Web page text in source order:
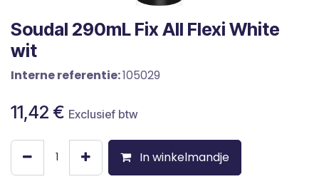
Soudal 290mL Fix All Flexi White
wit
Interne referentie:105029
11,42 € Exclusief btw
In winkelmandje